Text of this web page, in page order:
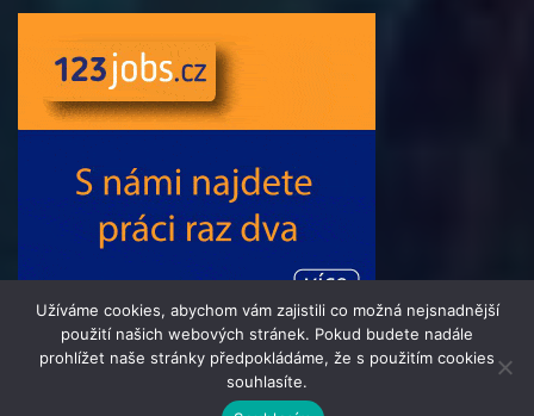
© 2016 - 2024 Informacni-Tydenik.cz | člen skupiny 123jobs
Užíváme cookies, abychom vám zajistili co možná nejsnadnější
použití našich webových stránek. Pokud budete nadále
prohlížet naše stránky předpokládáme, že s použitím cookies
souhlasíte.